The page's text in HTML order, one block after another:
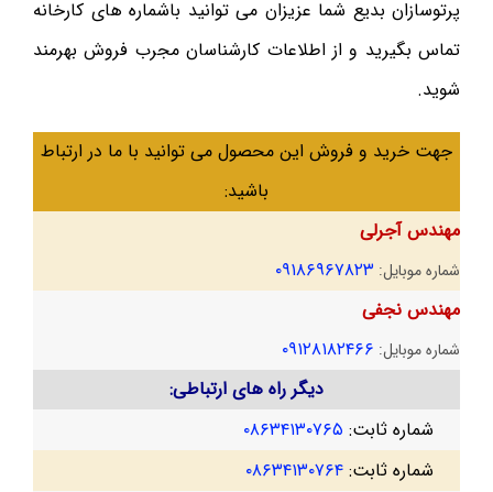
پرتوسازان بدیع شما عزیزان می توانید باشماره های کارخانه
تماس بگیرید و از اطلاعات کارشناسان مجرب فروش بهرمند
شوید.
جهت خرید و فروش این محصول می توانید با ما در ارتباط
باشید:
مهندس آجرلی
شماره موبایل: ۰۹۱۸۶۹۶۷۸۲۳
مهندس نجفی
شماره موبایل: ۰۹۱۲۸۱۸۲۴۶۶
دیگر راه های ارتباطی:
شماره ثابت: ۰۸۶۳۴۱۳۰۷۶۵
شماره ثابت: ۰۸۶۳۴۱۳۰۷۶۴